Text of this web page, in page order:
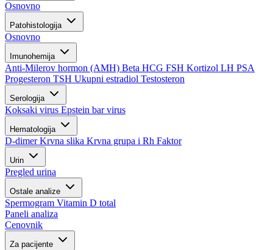
Osnovno
Patohistologija
Osnovno
Imunohemija
Anti-Milerov hormon (AMH) Beta HCG FSH Kortizol LH PSA
Progesteron TSH Ukupni estradiol Testosteron
Serologija
Koksaki virus Epstein bar virus
Hematologija
D-dimerKrvna slika Krvna grupa i Rh Faktor
Urin
Pregled urina
Ostale analize
Spermogram Vitamin D total
Paneli analiza
Cenovnik
Za pacijente